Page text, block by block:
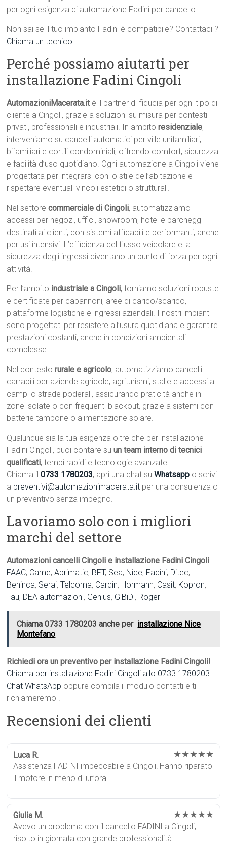
per ogni esigenza di automazione Fadini per cancello.
Non sai se il tuo impianto Fadini è compatibile? Contattaci ?
Chiama un tecnico
Perché possiamo aiutarti per
installazione Fadini Cingoli
AutomazioniMacerata.itè il partner di fiducia per ogni tipo di
cliente a Cingoli, grazie a soluzioni su misura per contesti
privati, professionali e industriali. In ambitoresidenziale,
interveniamo su cancelli automatici per ville unifamiliari,
bifamiliari e cortili condominiali, offrendo comfort, sicurezza
e facilità d’uso quotidiano. Ogni automazione a Cingoli viene
progettata per integrarsi con lo stile dell’abitazione e
rispettare eventuali vincoli estetici o strutturali.
Nel settorecommerciale di Cingoli, automatizziamo
accessi per negozi, uffici, showroom, hotel e parcheggi
destinati ai clienti, con sistemi affidabili e performanti, anche
per usi intensivi. L’efficienza del flusso veicolare e la
sicurezza degli ingressi diventano un punto di forza per ogni
attività.
Per l’ambito industriale a Cingoli, forniamo soluzioni robuste
e certificate per capannoni, aree di carico/scarico,
piattaforme logistiche e ingressi aziendali. I nostri impianti
sono progettati per resistere all’usura quotidiana e garantire
prestazioni costanti, anche in condizioni ambientali
complesse.
Nel contestorurale e agricolo, automatizziamo cancelli
carrabili per aziende agricole, agriturismi, stalle e accessi a
campi o strade poderali, assicurando praticità anche in
zone isolate o con frequenti blackout, grazie a sistemi con
batterie tampone o alimentazione solare.
Qualunque sia la tua esigenza oltre che per installazione
Fadini Cingoli, puoi contare suun team interno di tecnici
qualificati, tempi rapidi e tecnologie avanzate.
Chiama il0733 1780203, apri una chat suWhatsapp o scrivi
a preventivi@automazionimacerata.it per una consulenza o
un preventivo senza impegno.
Lavoriamo solo con i migliori
marchi del settore
Automazioni cancelli Cingoli e installazione Fadini Cingoli:
FAAC, Came,Aprimatic, BFT, Sea, Nice, Fadini, Ditec,
Beninca, Serai,Telcoma, Cardin, Hormann, Casit, Kopron,
Tau, DEA automazioni, Genius, GiBiDi, Roger
Chiama 0733 1780203 anche per installazione Nice
Montefano
Richiedi ora un preventivo per installazione Fadini Cingoli!
Chiama per installazione Fadini Cingoli allo 0733 1780203
Chat WhatsApp oppure compila il modulo contatti e ti
richiameremo !
Recensioni dei clienti
Luca R. ★★★★★
Assistenza FADINI impeccabile a Cingoli! Hanno riparato
il motore in meno di un’ora.
Giulia M. ★★★★★
Avevo un problema con il cancello FADINI a Cingoli,
risolto in giornata con grande professionalità.